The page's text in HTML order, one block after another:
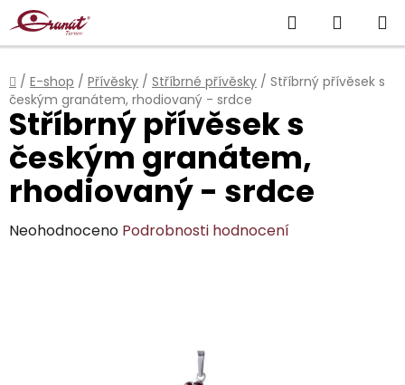
Přejít
na
obsah
Hledat
KOŠÍK
Domů
/ E-shop / Přívěsky / Stříbrné přívěsky / Stříbrný přívěsek s
českým granátem, rhodiovaný - srdce
Stříbrný přívěsek s
českým granátem,
rhodiovaný - srdce
Průměrné
Neohodnoceno Podrobnosti hodnocení